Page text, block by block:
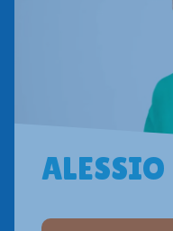
ALESSIO